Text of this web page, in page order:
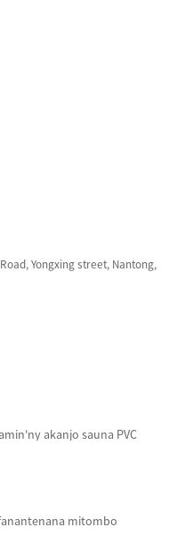
Yongxing street, Nantong,
akanjo sauna PVC
mitombo